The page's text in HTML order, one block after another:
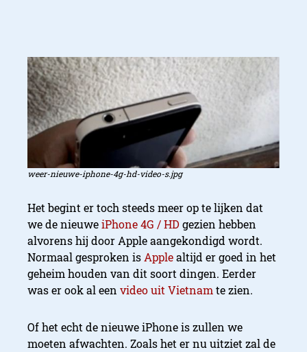
weer-nieuwe-iphone-4g-hd-video-s.jpg
Het begint er toch steeds meer op te lijken dat
we de nieuweiPhone 4G / HD gezien hebben
alvorens hij door Apple aangekondigd wordt.
Normaal gesproken isApplealtijd er goed in het
geheim houden van dit soort dingen. Eerder
was er ook al een video uit Vietnamte zien.
Of het echt de nieuwe iPhone is zullen we
moeten afwachten. Zoals het er nu uitziet zal de